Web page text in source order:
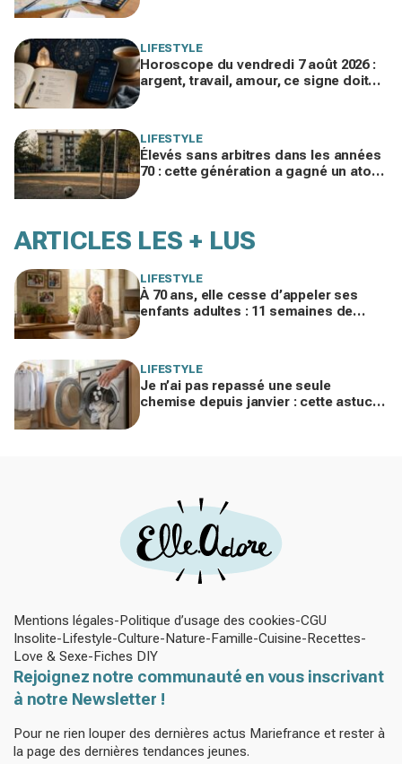
LIFESTYLE
Horoscope du vendredi 7 août 2026 :
argent, travail, amour, ce signe doit
LIFESTYLE
Élevés sans arbitres dans les années
70 : cette génération a gagné un atout
ARTICLES LES + LUS
LIFESTYLE
À 70 ans, elle cesse d’appeler ses
enfants adultes : 11 semaines de
LIFESTYLE
Je n’ai pas repassé une seule
chemise depuis janvier : cette astuce
Mentions légales Politique d’usage des cookies CGU
Insolite Lifestyle Culture Nature Famille Cuisine Recettes
Love & Sexe Fiches DIY
Rejoignez notre communauté en vous inscrivant
à notre Newsletter !
Pour ne rien louper des dernières actus Mariefrance et rester à
la page des dernières tendances jeunes.